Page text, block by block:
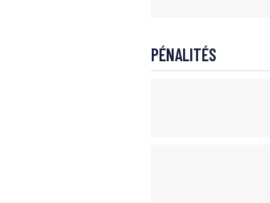
PÉNALITÉS